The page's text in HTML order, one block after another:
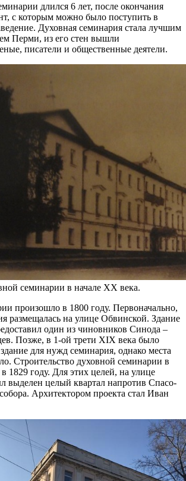
длился 6 лет, после окончания
с которым можно было поступить в
Духовная семинария стала лучшим
Перми, из его стен вышли
писатели и общественные деятели.
семинарии в начале XX века.
произошло в 1800 году. Первоначально,
размещалась на улице Обвинской. Здание
один из чиновников Синода –
Позже, в 1-ой трети XIX века было
для нужд семинария, однако места
Строительство духовной семинарии в
1829 году. Для этих целей, на улице
выделен целый квартал напротив Спасо-
Архитектором проекта стал Иван